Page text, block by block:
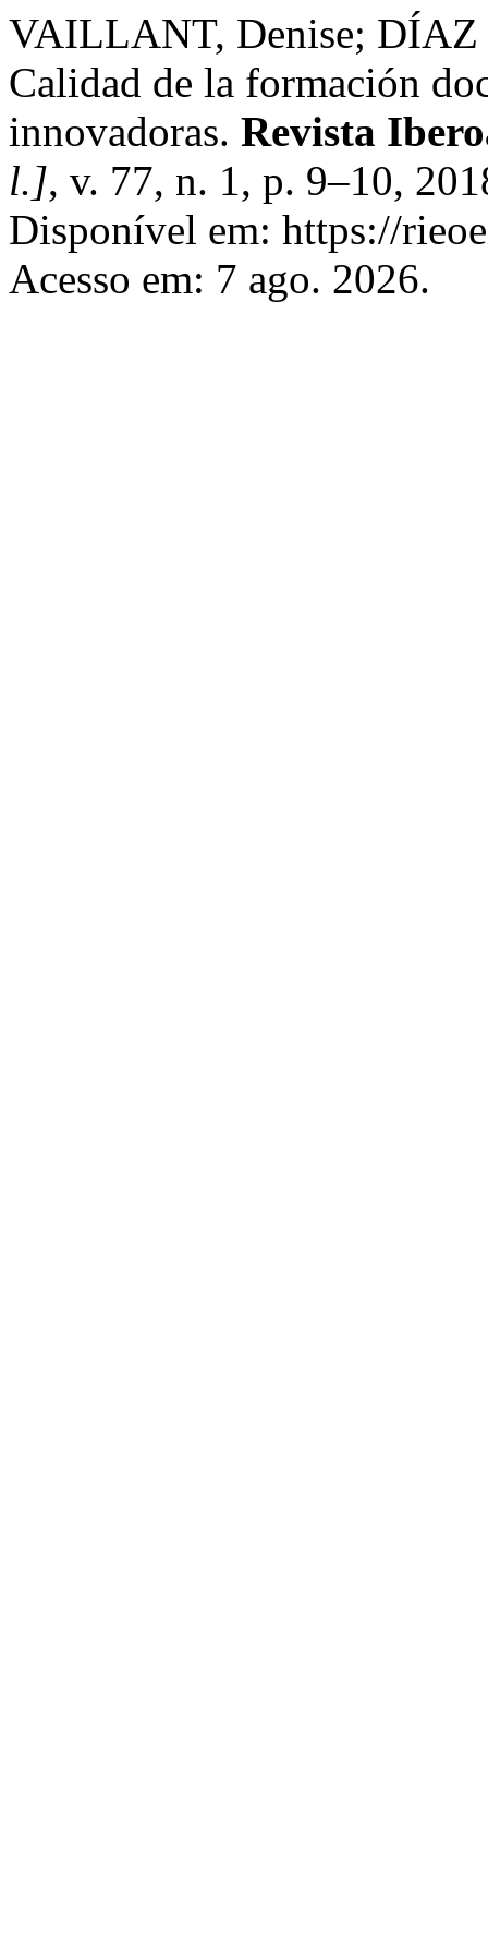
VAILLANT, Denise; DÍAZ
Calidad de la formación
innovadoras. Revista
l.], v. 77, n. 1, p. 9–10,
Disponível em: https://
Acesso em: 7 ago. 2026.